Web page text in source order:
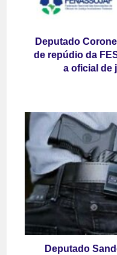
Deputado
de repúdio da
a oficial de
Deputado